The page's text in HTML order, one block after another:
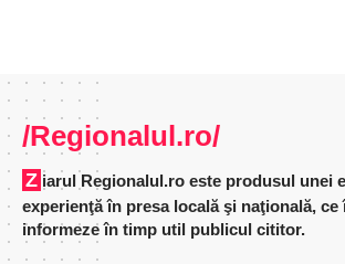
/Regionalul.ro/
Ziarul Regionalul.ro este produsul unei echipe cu
experienţă în presa locală şi naţională,
informeze în timp util publicul cititor.